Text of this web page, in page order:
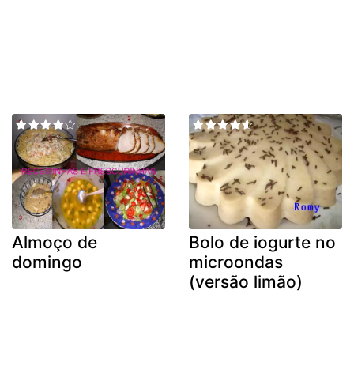
Almoço de
domingo
Bolo de iogurte no
microondas
(versão limão)